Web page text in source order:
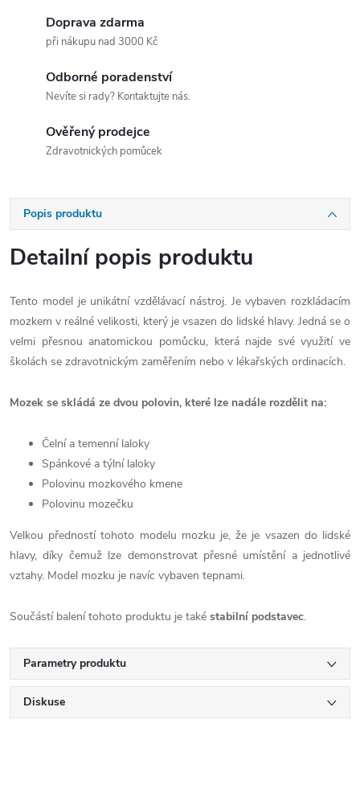
Doprava zdarma
při nákupu nad 3000 Kč
Odborné poradenství
Nevíte si rady? Kontaktujte nás.
Ověřený prodejce
Zdravotnických pomůcek
Popis produktu
Detailní popis produktu
Tento model je unikátní vzdělávací nástroj. Je vybaven rozkládacím
mozkem v reálné velikosti, který je vsazen do lidské hlavy. Jedná se o
velmi přesnou anatomickou pomůcku, která najde své využití ve
školách se zdravotnickým zaměřením nebo v lékařských ordinacích.
Mozek se skládá ze dvou polovin, které lze nadále rozdělit na:
Čelní a temenní laloky
Spánkové a týlní laloky
Polovinu mozkového kmene
Polovinu mozečku
Velkou předností tohoto modelu mozku je, že je vsazen do lidské
hlavy, díky čemuž lze demonstrovat přesné umístění a jednotlivé
vztahy. Model mozku je navíc vybaven tepnami.
Součástí balení tohoto produktu je také stabilní podstavec.
Parametry produktu
Diskuse